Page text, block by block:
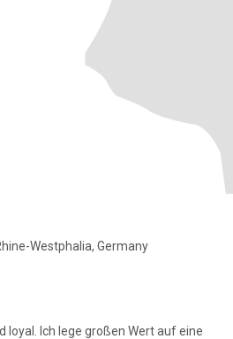
Westphalia, Germany
loyal. Ich lege großen Wert auf eine